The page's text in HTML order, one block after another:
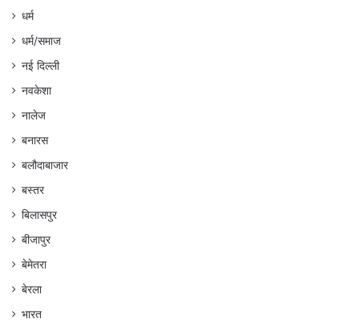
धर्म
धर्म/समाज
नई दिल्ली
नवकेशा
नालेज
बनारस
बलौदाबाजार
बस्तर
बिलासपुर
बीजापुर
बेमेतरा
बेरला
भारत